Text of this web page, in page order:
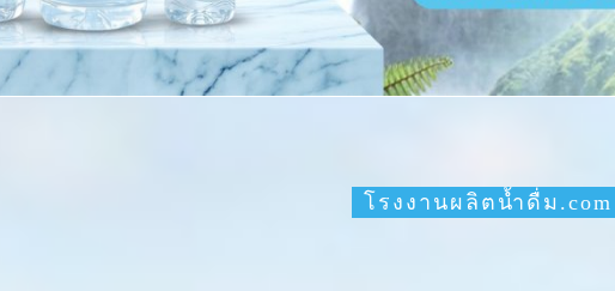
โรงงานผลิตน้ำดื่ม.com